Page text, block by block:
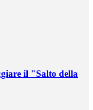
il "Salto della